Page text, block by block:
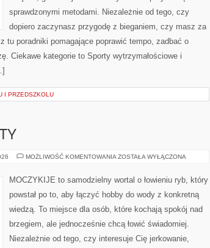
sprawdzonymi metodami. Niezależnie od tego, czy
dopiero zaczynasz przygodę z bieganiem, czy masz za
tu poradniki pomagające poprawić tempo, zadbać o
Ciekawe kategorie to Sporty wytrzymałościowe i
I PRZEDSZKOLU
MOŻLIWOŚĆ KOMENTOWANIA PRZYNĘTY
ZOSTAŁA WYŁĄCZONA
MOCZYKIJE to samodzielny wortal o łowieniu ryb, który
powstał po to, aby łączyć hobby do wody z konkretną
wiedzą. To miejsce dla osób, które kochają spokój nad
brzegiem, ale jednocześnie chcą łowić świadomiej.
Niezależnie od tego, czy interesuje Cię jerkowanie,